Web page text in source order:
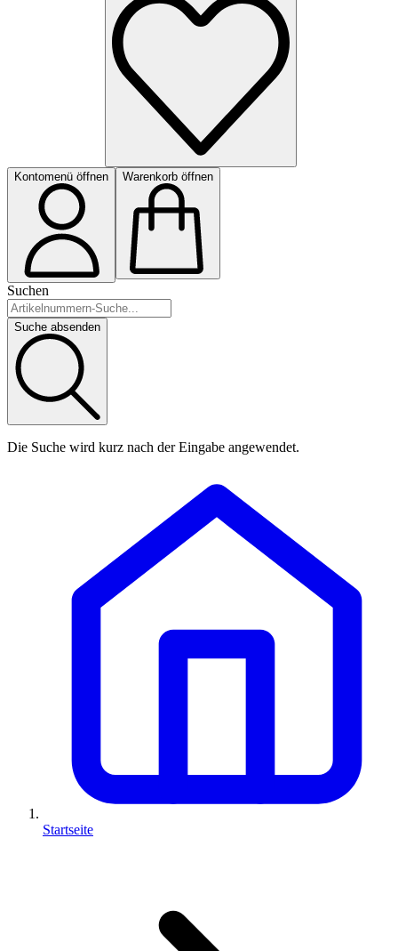
Kontomenü öffnen Warenkorb öffnen
Suchen
Suche absenden
Die Suche wird kurz nach der Eingabe angewendet.
Startseite